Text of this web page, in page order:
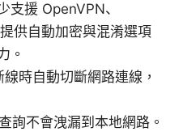
支援 OpenVPN、
供自動加密與混淆選項
。
時自動切斷網路連線，
詢不會洩漏到本地網路。